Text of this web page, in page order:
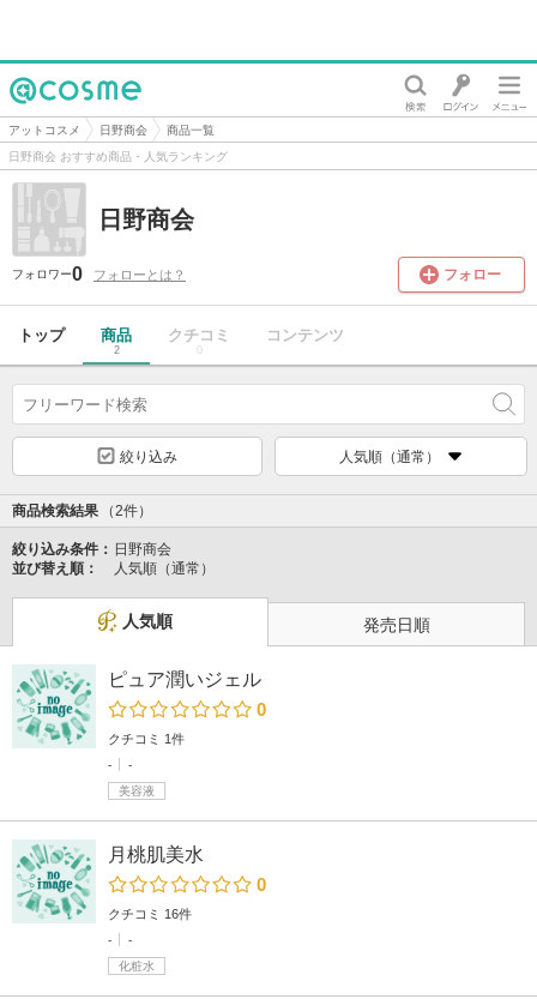
@cosme
アットコスメ 日野商会
商品一覧
日野商会 おすすめ商品・人気ランキング
日野商会
フォロワー0 フォローとは？ フォロー
トップ 商品
2
クチコミ
0
コンテンツ
絞り込み 人気順（通常）
商品検索結果 （2件）
絞り込み条件： 日野商会
並び替え順：
人気順（通常）
人気順 発売日順
ピュア潤いジェル
0
クチコミ 1件
-
-
美容液
月桃肌美水
0
クチコミ 16件
-
-
化粧水